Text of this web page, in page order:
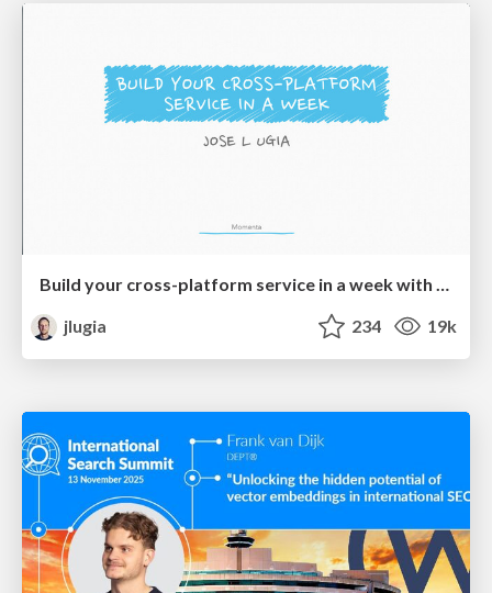
Build your cross-platform service in a week with App Engine
jlugia
234 19k